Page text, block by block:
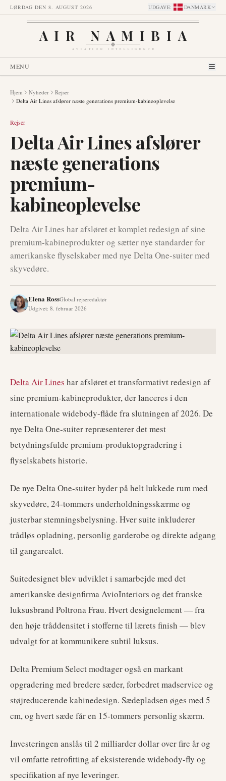
LØRDAG DEN 8. AUGUST 2026 UDGAVE: DANMARK
AIR NAMIBIA
AVIATION INTELLIGENCE
MENU
Hjem Nyheder
Rejser
Delta Air Lines afslører næste generations premium-kabineoplevelse
Rejser
Delta Air Lines afslører
næste generations
premium-
kabineoplevelse
Delta Air Lines har afsløret et komplet redesign af sine
premium-kabineprodukter og sætter nye standarder for
amerikanske flyselskaber med nye Delta One-suiter med
skyvedøre.
Elena RossGlobal rejseredaktør
Udgivet: 8. februar 2026
Delta Air Lines har afsløret et transformativt redesign af
sine premium-kabineprodukter, der lanceres i den
internationale widebody-flåde fra slutningen af 2026. De
nye Delta One-suiter repræsenterer det mest
betydningsfulde premium-produktopgradering i
flyselskabets historie.
De nye Delta One-suiter byder på helt lukkede rum med
skyvedøre, 24-tommers underholdningsskærme og
justerbar stemningsbelysning. Hver suite inkluderer
trådløs opladning, personlig garderobe og direkte adgang
til gangarealet.
Suitedesignet blev udviklet i samarbejde med det
amerikanske designfirma AvioInteriors og det franske
luksusbrand Poltrona Frau. Hvert designelement — fra
den høje tråddensitet i stofferne til lærets finish — blev
udvalgt for at kommunikere subtil luksus.
Delta Premium Select modtager også en markant
opgradering med bredere sæder, forbedret madservice og
støjreducerende kabinedesign. Sædepladsen øges med 5
cm, og hvert sæde får en 15-tommers personlig skærm.
Investeringen anslås til 2 milliarder dollar over fire år og
vil omfatte retrofitting af eksisterende widebody-fly og
specifikation af nye leveringer.